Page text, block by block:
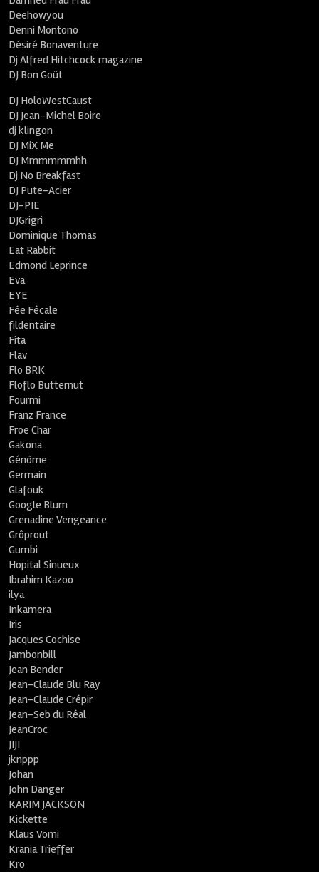
Deehowyou
Denni Montono
Désiré Bonaventure
Dj Alfred Hitchcock magazine
DJ Bon Goût
DJ HoloWestCaust
DJ Jean-Michel Boire
dj klingon
DJ MiX Me
DJ Mmmmmmhh
Dj No Breakfast
DJ Pute-Acier
DJ-PIE
DJGrigri
Dominique Thomas
Eat Rabbit
Edmond Leprince
Eva
EYE
Fée Fécale
fildentaire
Fita
Flav
Flo BRK
Floflo Butternut
Fourmi
Franz France
Froe Char
Gakona
Génôme
Germain
Glafouk
Google Blum
Grenadine Vengeance
Grôprout
Gumbi
Hopital Sinueux
Ibrahim Kazoo
ilya
Inkamera
Iris
Jacques Cochise
Jambonbill
Jean Bender
Jean-Claude Blu Ray
Jean-Claude Crépir
Jean-Seb du Réal
JeanCroc
JIJI
jknppp
Johan
John Danger
KARIM JACKSON
Kickette
Klaus Vomi
Krania Trieffer
Kro